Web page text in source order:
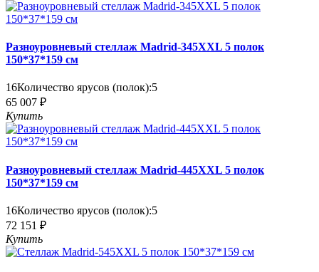
Разноуровневый стеллаж Madrid-345XXL 5 полок
150*37*159 см
16Количество ярусов (полок):5
65 007 ₽
Купить
Разноуровневый стеллаж Madrid-445XXL 5 полок
150*37*159 см
16Количество ярусов (полок):5
72 151 ₽
Купить